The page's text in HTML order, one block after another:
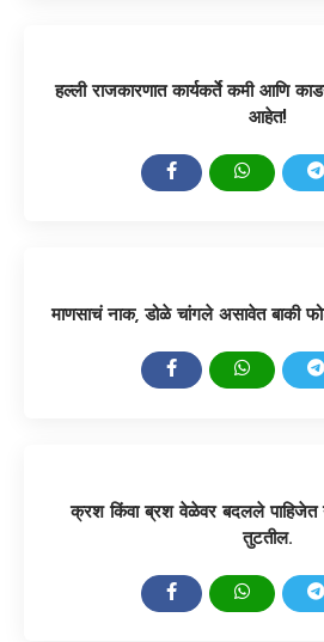
हल्ली राजकारणात कार्यकर्ते कमी आणि
आहेत!
माणसाचं नाक, डोळे चांगले असावेत बाकी
क्रश किंवा ब्रश वेळेवर बदलले पाहिजेत
तुटतील.